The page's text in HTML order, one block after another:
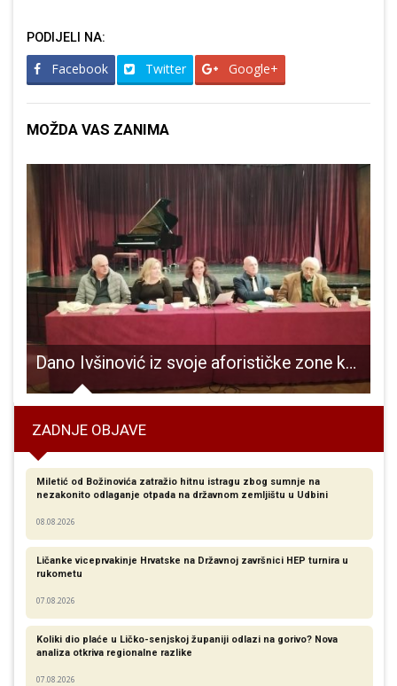
PODIJELI NA:
Facebook Twitter Google+
MOŽDA VAS ZANIMA
Dano Ivšinović iz svoje aforističke zone komfora uplovio u vode poezije!!!
ZADNJE OBJAVE
Miletić od Božinovića zatražio hitnu istragu zbog sumnje na
nezakonito odlaganje otpada na državnom zemljištu u Udbini
08.08.2026
Ličanke viceprvakinje Hrvatske na Državnoj završnici HEP turnira u
rukometu
07.08.2026
Koliki dio plaće u Ličko-senjskoj županiji odlazi na gorivo? Nova
analiza otkriva regionalne razlike​
07.08.2026